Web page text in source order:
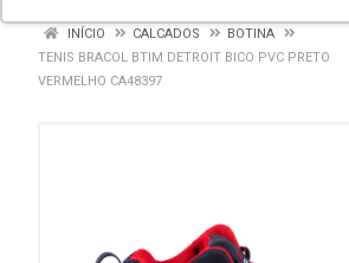
INÍCIO CALCADOS
BOTINA
TENIS BRACOL BTIM DETROIT BICO PVC PRETO
VERMELHO CA48397